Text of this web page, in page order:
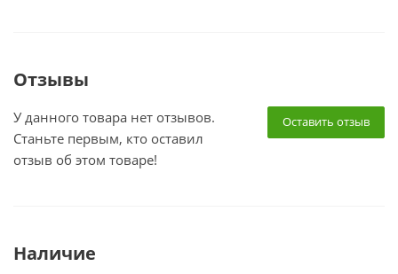
Отзывы
Оставить отзыв
У данного товара нет отзывов.
Станьте первым, кто оставил
отзыв об этом товаре!
Наличие